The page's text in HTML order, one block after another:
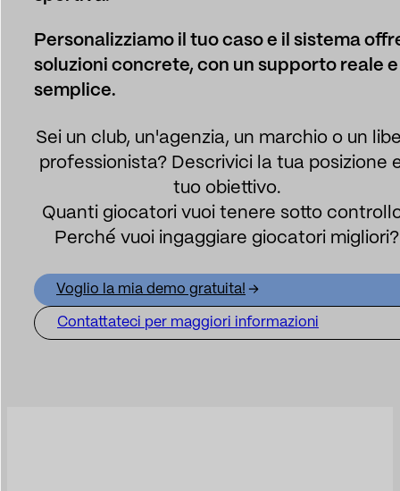
Personalizziamo il tuo caso e il sistema
soluzioni concrete, con un supporto reale e
semplice.
Sei un club, un'agenzia, un marchio o un
professionista? Descrivici la tua posizione
tuo obiettivo.
Quanti giocatori vuoi tenere sotto
Perché vuoi ingaggiare giocatori migliori?
Voglio la mia demo gratuita!
Contattateci per maggiori informazioni